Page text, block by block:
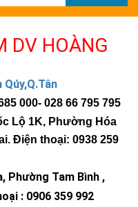
DV HOÀNG
Qúy,Q.Tân
000- 028 66 795 795
Lộ 1K, Phường Hóa
Điện thoại: 0938 259
Phường Tam Bình ,
: 0906 359 992